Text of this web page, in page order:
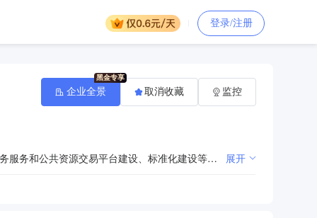
登录/注册
为行政审批和公共资源交易项目提供技术支持和服务保障。运工业互联网思维、平台化思维，协助推进政务服务和公共资源交易平台建设、标准化建设等工作，促进政务服务资源要素整合；承担政务服务事项流程优化、服务方式优化的支持保障工作，提升便民服务工作水平；承担青岛市民中心的日常运行保障工作，为政务服务和公共资源交易活动提供场所、设施和综合服务；承担青岛市民中心综合受理窗口的政策咨询、统一收件、审批资料整理传送、帮办代办和统一出证等工作，指导全市政务服务“一窗受理”工作；承担纳入市级平台的公共资源交易项目的现场组织和服务工作；收集、发布和存储各类公共资源交易信息，建立公共资源交易信用档案；受委托或授权实施公共资源交易目录范围内的交易工作；承担政务服务和公共资源交易的其他技术性、事务性工作。 展开
企业全景 取消收藏 监控